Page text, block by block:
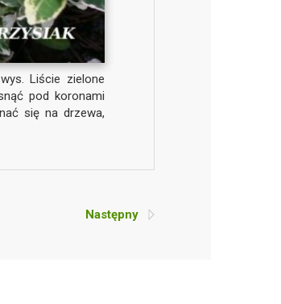
Liście zielone
pod koronami
się na drzewa,
Następny